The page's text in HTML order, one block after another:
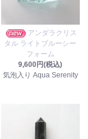
アンダラクリス
タル ライトブルーシー
フォーム
9,600円(税込)
気泡入り Aqua Serenity